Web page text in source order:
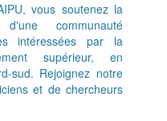
vous soutenez la
communauté
intéressées par la
supérieur, en
sud. Rejoignez notre
et de chercheurs